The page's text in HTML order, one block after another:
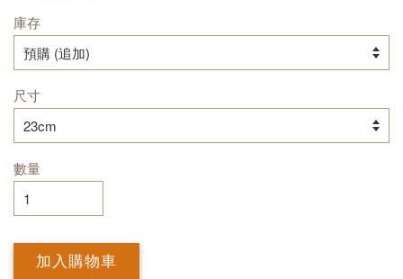
庫存
尺寸
數量
加入購物車